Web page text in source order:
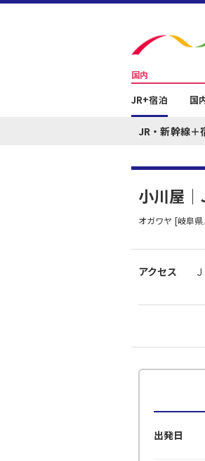
国内
JR+宿泊 国
JR・新幹線＋
小川屋
オガワヤ [岐阜
アクセス
出発日